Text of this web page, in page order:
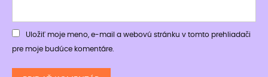
Uložiť moje meno, e-mail a webovú stránku v tomto prehliadači
pre moje budúce komentáre.